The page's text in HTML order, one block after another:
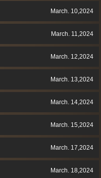
March. 10,2024
March. 11,2024
March. 12,2024
March. 13,2024
March. 14,2024
March. 15,2024
March. 17,2024
March. 18,2024